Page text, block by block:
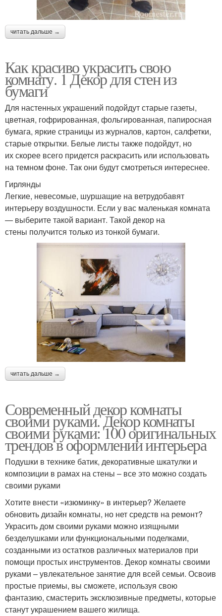
читать дальше →
Как красиво украсить свою
комнату. 1 Декор для стен из
бумаги
Для настенных украшений подойдут старые газеты,
цветная, гофрированная, фольгированная, папиросная
бумага, яркие страницы из журналов, картон, салфетки,
старые открытки. Белые листы также подойдут, но
их скорее всего придется раскрасить или использовать
на темном фоне. Так они будут смотреться интереснее.
Гирлянды
Легкие, невесомые, шуршащие на ветрудобавят
интерьеру воздушности. Если у вас маленькая комната
— выберите такой вариант. Такой декор на
стены получится только из тонкой бумаги.
читать дальше →
Современный декор комнаты
своими руками. Декор комнаты
своими руками: 100 оригинальных
трендов в оформлении интерьера
Подушки в технике батик, декоративные шкатулки и
композиции в рамах на стены – все это можно создать
своими руками
Хотите внести «изюминку» в интерьер? Желаете
обновить дизайн комнаты, но нет средств на ремонт?
Украсить дом своими руками можно изящными
безделушками или функциональными поделками,
созданными из остатков различных материалов при
помощи простых инструментов. Декор комнаты своими
руками – увлекательное занятие для всей семьи. Освоив
простые приемы, вы сможете, используя свою
фантазию, смастерить эксклюзивные предметы, которые
станут украшением вашего жилища.